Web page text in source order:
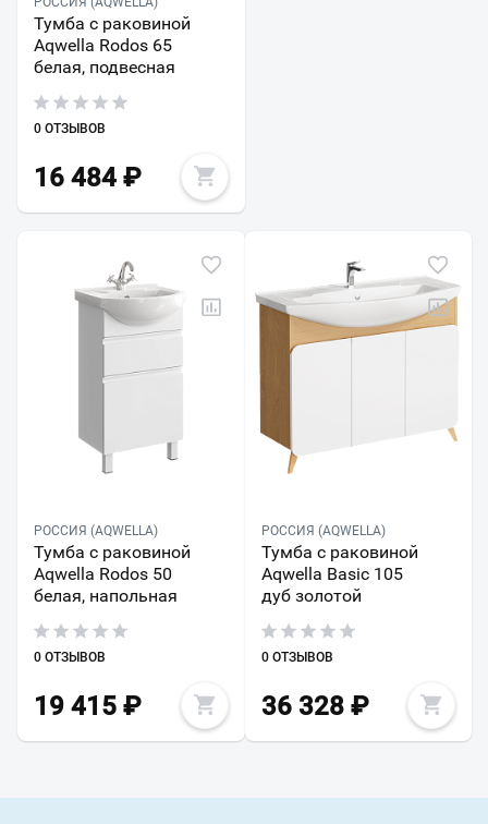
Тумба с раковиной
Aqwella Rodos 65
белая, подвесная
0 ОТЗЫВОВ
16 484 ₽
РОССИЯ (AQWELLA)
Тумба с раковиной
Aqwella Rodos 50
белая, напольная
0 ОТЗЫВОВ
19 415 ₽
РОССИЯ (AQWELLA)
Тумба с раковиной
Aqwella Basic 105
дуб золотой
0 ОТЗЫВОВ
36 328₽